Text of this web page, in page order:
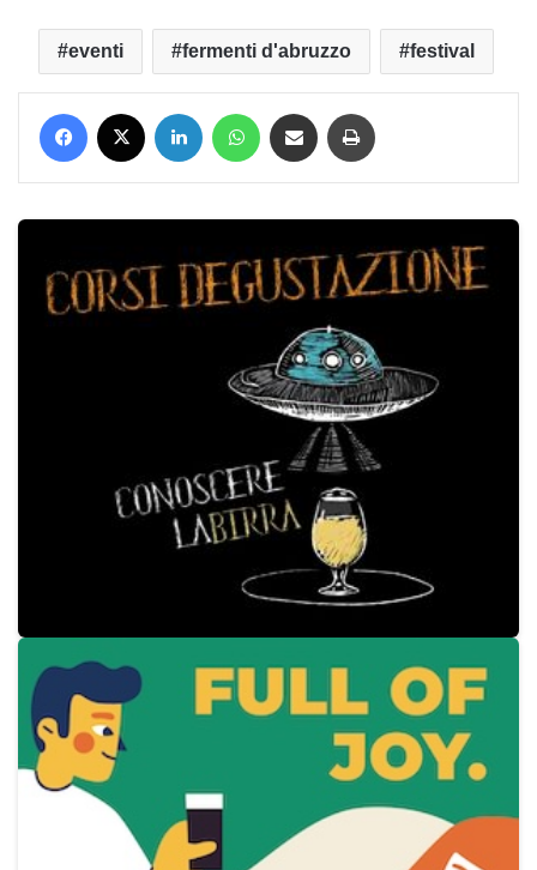
eventi fermenti d'abruzzo festival
Facebook LinkedIn WhatsApp Condividi via mail